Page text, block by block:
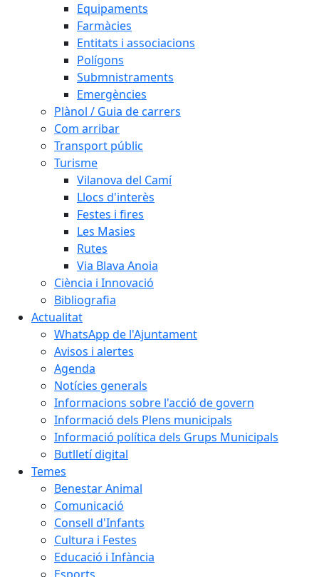
Equipaments
Farmàcies
Entitats i associacions
Polígons
Submnistraments
Emergències
Plànol / Guia de carrers
Com arribar
Transport públic
Turisme
Vilanova del Camí
Llocs d'interès
Festes i fires
Les Masies
Rutes
Via Blava Anoia
Ciència i Innovació
Bibliografia
Actualitat
WhatsApp de l'Ajuntament
Avisos i alertes
Agenda
Notícies generals
Informacions sobre l'acció de govern
Informació dels Plens municipals
Informació política dels Grups Municipals
Butlletí digital
Temes
Benestar Animal
Comunicació
Consell d'Infants
Cultura i Festes
Educació i Infància